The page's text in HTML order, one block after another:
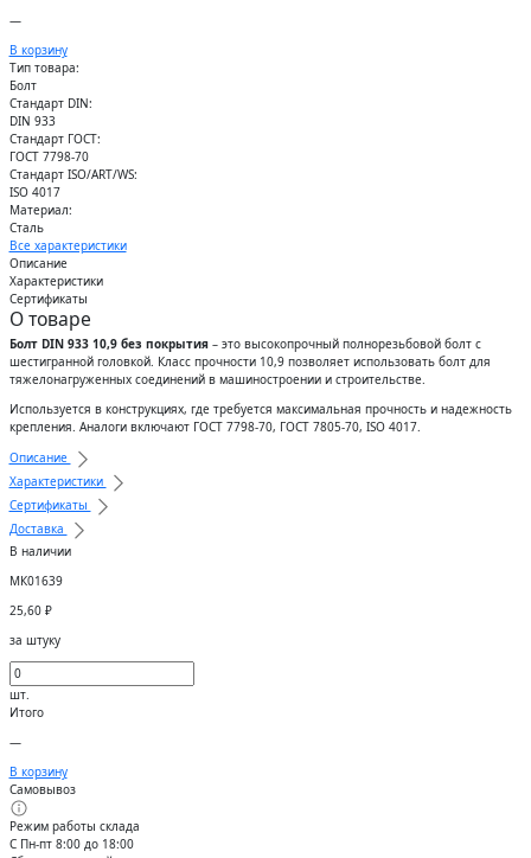
—
В корзину
Тип товара:
Болт
Стандарт DIN:
DIN 933
Стандарт ГОСТ:
ГОСТ 7798-70
Стандарт ISO/ART/WS:
ISO 4017
Материал:
Сталь
Все характеристики
Описание
Характеристики
Сертификаты
О товаре
Болт DIN 933 10,9 без покрытия– это высокопрочный полнорезьбовой болт с
шестигранной головкой. Класс прочности 10,9 позволяет использовать болт для
тяжелонагруженных соединений в машиностроении и строительстве.
Используется в конструкциях, где требуется максимальная прочность и надежность
крепления. Аналоги включают ГОСТ 7798-70, ГОСТ 7805-70, ISO 4017.
Описание
Характеристики
Сертификаты
Доставка
В наличии
МК01639
25,60₽
за штуку
шт.
Итого
—
В корзину
Самовывоз
Режим работы склада
С Пн-пт 8:00 до 18:00